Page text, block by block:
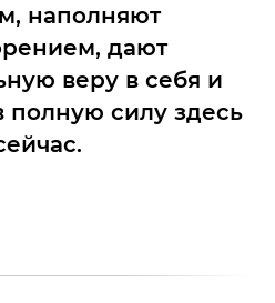
наполняют
дают
веру в себя и
силу здесь